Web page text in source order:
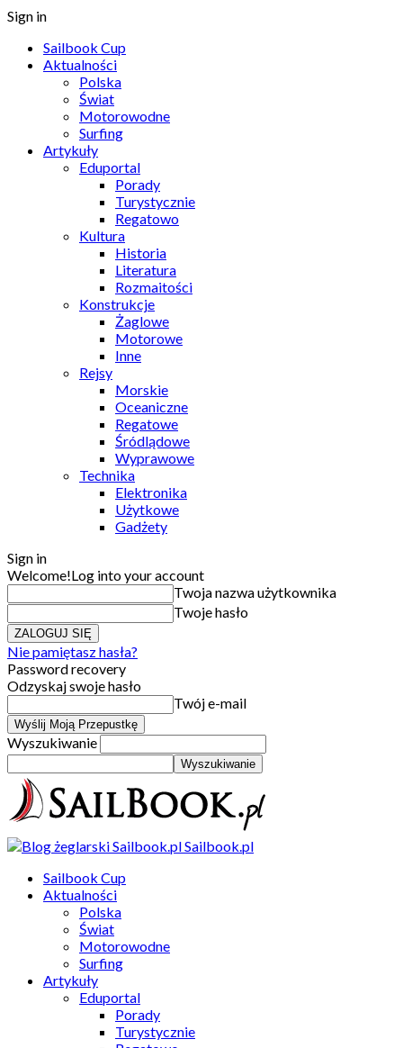
Sign in
Sailbook Cup
Aktualności
Polska
Świat
Motorowodne
Surfing
Artykuły
Eduportal
Porady
Turystycznie
Regatowo
Kultura
Historia
Literatura
Rozmaitości
Konstrukcje
Żaglowe
Motorowe
Inne
Rejsy
Morskie
Oceaniczne
Regatowe
Śródlądowe
Wyprawowe
Technika
Elektronika
Użytkowe
Gadżety
Sign in
Welcome!Log into your account
Twoja nazwa użytkownika
Twoje hasło
Nie pamiętasz hasła?
Password recovery
Odzyskaj swoje hasło
Twój e-mail
Wyszukiwanie
Sailbook.pl
Sailbook Cup
Aktualności
Polska
Świat
Motorowodne
Surfing
Artykuły
Eduportal
Porady
Turystycznie